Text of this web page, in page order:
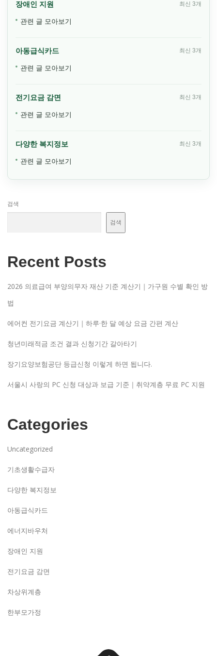
장애인 지원 최신 3개
관련 글 모아보기
아동급식카드 최신 3개
관련 글 모아보기
전기요금 감면 최신 3개
관련 글 모아보기
다양한 복지정보 최신 3개
관련 글 모아보기
검색
검색
Recent Posts
2026 의료급여 부양의무자 재산 기준 계산기｜가구원 수별 확인 방
법
에어컨 전기요금 계산기｜하루·한 달 예상 요금 간편 계산
청년미래적금 조건 결과 신청기간 갈아타기
장기요양보험공단 등급신청 이렇게 하면 됩니다.
서울시 사랑의 PC 신청 대상과 보급 기준｜취약계층 무료 PC 지원
Categories
Uncategorized
기초생활수급자
다양한 복지정보
아동급식카드
에너지바우처
장애인 지원
전기요금 감면
차상위계층
한부모가정